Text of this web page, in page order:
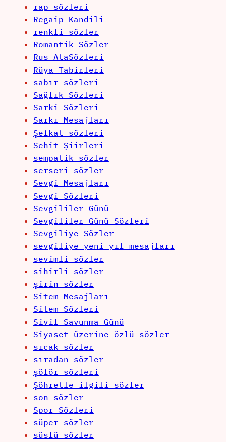
rap sözleri
Regaip Kandili
renkli sözler
Romantik Sözler
Rus AtaSözleri
Rüya Tabirleri
sabır sözleri
Sağlık Sözleri
Sarki Sözleri
Sarkı Mesajları
Şefkat sözleri
Sehit Şiirleri
sempatik sözler
serseri sözler
Sevgi Mesajları
Sevgi Sözleri
Sevgililer Günü
Sevgililer Günü Sözleri
Sevgiliye Sözler
sevgiliye yeni yıl mesajları
sevimli sözler
sihirli sözler
şirin sözler
Sitem Mesajları
Sitem Sözleri
Sivil Savunma Günü
Siyaset üzerine özlü sözler
sıcak sözler
sıradan sözler
şöför sözleri
Şöhretle ilgili sözler
son sözler
Spor Sözleri
süper sözler
süslü sözler